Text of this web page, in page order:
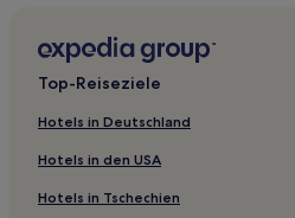
Strand in Naples
Günstige in Naples
Lgbtqia-Freundliche in Naples
Hotels mit Pool in Naples
Familien in Sanibel
Top-Reiseziele
Hotels in Deutschland
Hotels in den USA
Hotels in Tschechien